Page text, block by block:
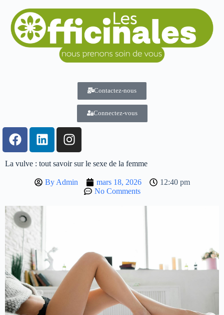
Contactez-nous
Connectez-vous
La vulve : tout savoir sur le sexe de la femme
ByAdmin mars 18, 2026
12:40 pm
No Comments